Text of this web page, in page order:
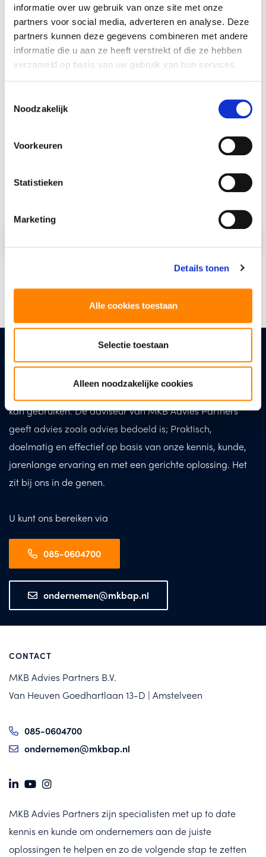
informatie over uw gebruik van onze site met onze
partners voor social media, adverteren en analyse. Deze
partners kunnen deze gegevens combineren met andere
informatie die u aan ze heeft verstrekt of die ze hebben
verzameld op basis van uw gebruik van hun services.
Noodzakelijk
Voorkeuren
Statistieken
Marketing
Details tonen
Alle cookies toestaan
Selectie toestaan
Alleen noodzakelijke cookies
E-mail
Uw reactie
Captcha
Uw vraag, ons advies
Vaak zijn er uitdagingen en vraagstukken waarbij u hulp
kan gebruiken. De adviseur van MKB Advies Partners
geeft advies zoals advies bedoeld is; Praktisch,
doelmatig en effectief op basis van onze kennis, kunde,
jarenlange ervaring en met een gerichte oplossing. Het
zit bij ons in de genen.
U kunt ons bereiken via
085-0604700
ondernemen@mkbap.nl
CONTACT
MKB Advies Partners B.V.
Van Heuven Goedhartlaan 13-D | Amstelveen
085-0604700
ondernemen@mkbap.nl
MKB Advies Partners zijn specialisten met up to date
kennis en kunde om ondernemers aan de juiste
oplossingen te helpen en zo de volgende stap te zetten